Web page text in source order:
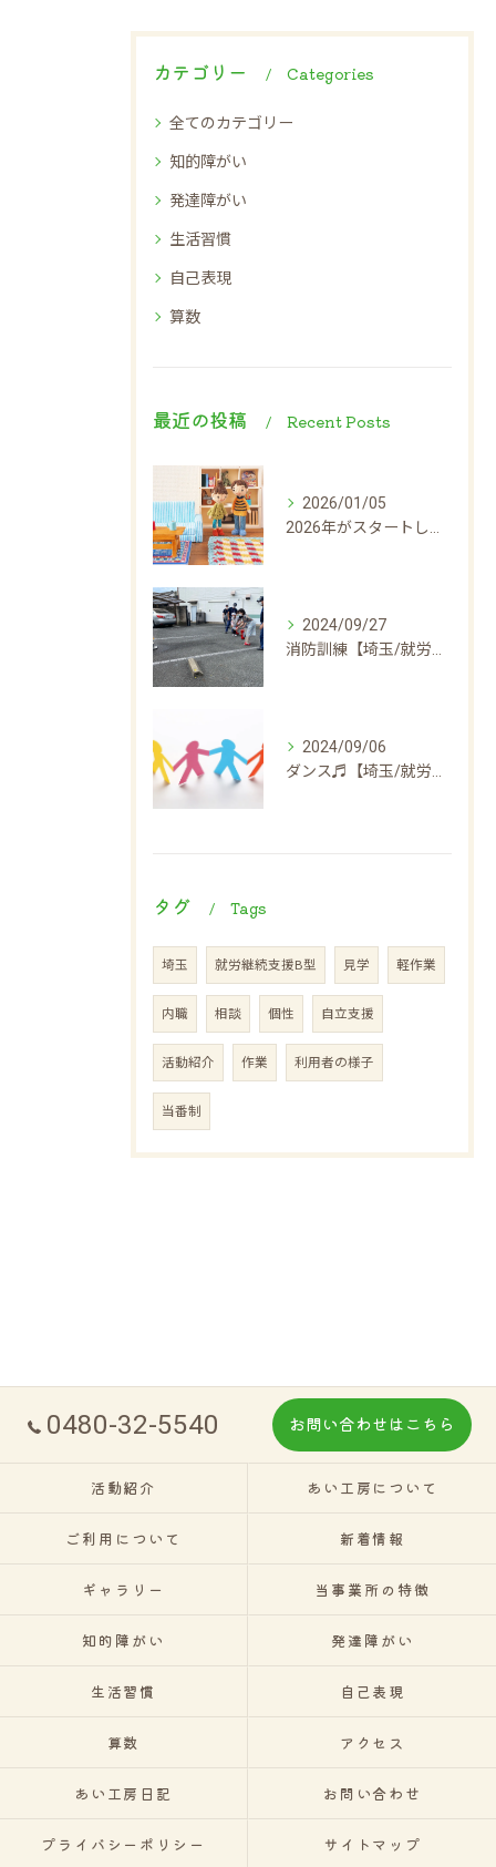
カテゴリー Categories
全てのカテゴリー
知的障がい
発達障がい
生活習慣
自己表現
算数
最近の投稿 Recent Posts
2026/01/05
2024/09/27
2024/09/06
タグ Tags
埼玉 就労継続支援B型 見学 軽作業
内職 相談 個性 自立支援
活動紹介 作業 利用者の様子
当番制
0480-32-5540 お問い合わせはこちら
活動紹介 あい工房について
ご利用について 新着情報
ギャラリー 当事業所の特徴
知的障がい 発達障がい
生活習慣 自己表現
算数 アクセス
あい工房日記 お問い合わせ
プライバシーポリシー サイトマップ